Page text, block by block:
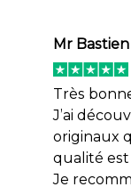
Mr Bastien
Très
J’ai
originaux
qualité
Je